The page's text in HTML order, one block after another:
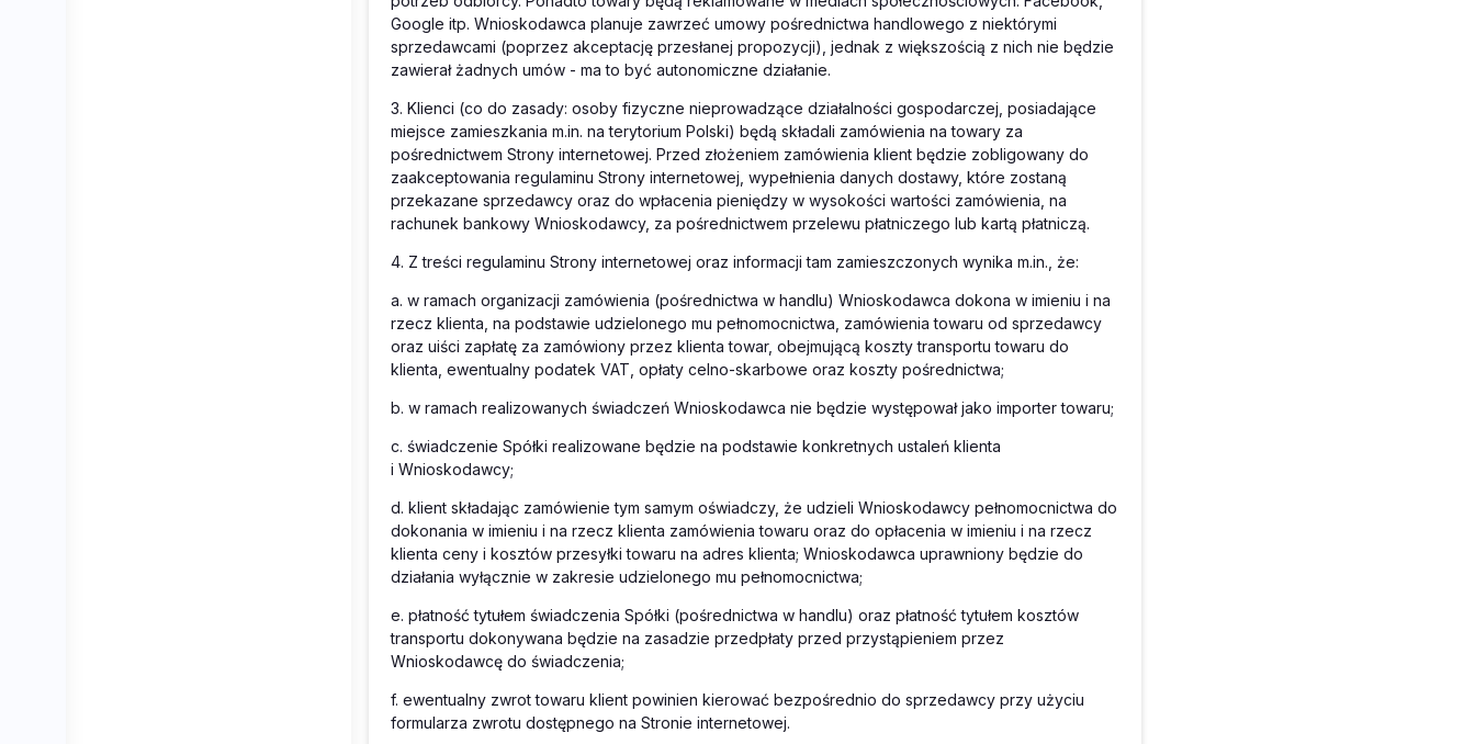
Google itp. Wnioskodawca planuje zawrzeć umowy pośrednictwa handlowego z niektórymi
sprzedawcami (poprzez akceptację przesłanej propozycji), jednak z większością z nich nie będzie
zawierał żadnych umów - ma to być autonomiczne działanie.
3. Klienci (co do zasady: osoby fizyczne nieprowadzące działalności gospodarczej, posiadające
miejsce zamieszkania m.in. na terytorium Polski) będą składali zamówienia na towary za
pośrednictwem Strony internetowej. Przed złożeniem zamówienia klient będzie zobligowany do
zaakceptowania regulaminu Strony internetowej, wypełnienia danych dostawy, które zostaną
przekazane sprzedawcy oraz do wpłacenia pieniędzy w wysokości wartości zamówienia, na
rachunek bankowy Wnioskodawcy, za pośrednictwem przelewu płatniczego lub kartą płatniczą.
4. Z treści regulaminu Strony internetowej oraz informacji tam zamieszczonych wynika m.in., że:
a. w ramach organizacji zamówienia (pośrednictwa w handlu) Wnioskodawca dokona w imieniu i na
rzecz klienta, na podstawie udzielonego mu pełnomocnictwa, zamówienia towaru od sprzedawcy
oraz uiści zapłatę za zamówiony przez klienta towar, obejmującą koszty transportu towaru do
klienta, ewentualny podatek VAT, opłaty celno-skarbowe oraz koszty pośrednictwa;
b. w ramach realizowanych świadczeń Wnioskodawca nie będzie występował jako importer towaru;
c. świadczenie Spółki realizowane będzie na podstawie konkretnych ustaleń klienta
i Wnioskodawcy;
d. klient składając zamówienie tym samym oświadczy, że udzieli Wnioskodawcy pełnomocnictwa do
dokonania w imieniu i na rzecz klienta zamówienia towaru oraz do opłacenia w imieniu i na rzecz
klienta ceny i kosztów przesyłki towaru na adres klienta; Wnioskodawca uprawniony będzie do
działania wyłącznie w zakresie udzielonego mu pełnomocnictwa;
e. płatność tytułem świadczenia Spółki (pośrednictwa w handlu) oraz płatność tytułem kosztów
transportu dokonywana będzie na zasadzie przedpłaty przed przystąpieniem przez
Wnioskodawcę do świadczenia;
f. ewentualny zwrot towaru klient powinien kierować bezpośrednio do sprzedawcy przy użyciu
formularza zwrotu dostępnego na Stronie internetowej.